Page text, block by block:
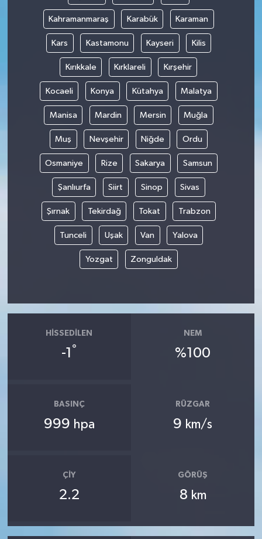
Kahramanmaraş Karabük Karaman
Kars Kastamonu Kayseri Kilis
Kırıkkale Kırklareli Kırşehir
Kocaeli Konya Kütahya Malatya
Manisa Mardin Mersin Muğla
Muş Nevşehir Niğde Ordu
Osmaniye Rize Sakarya Samsun
Şanlıurfa Siirt Sinop Sivas
Şırnak Tekirdağ Tokat Trabzon
Tunceli Uşak Van Yalova
Yozgat Zonguldak
HISSEDILEN
-1 °
NEM
%100
BASINÇ
999 hpa
RÜZGAR
9 km/s
ÇIY
2.2
GÖRÜŞ
8 km